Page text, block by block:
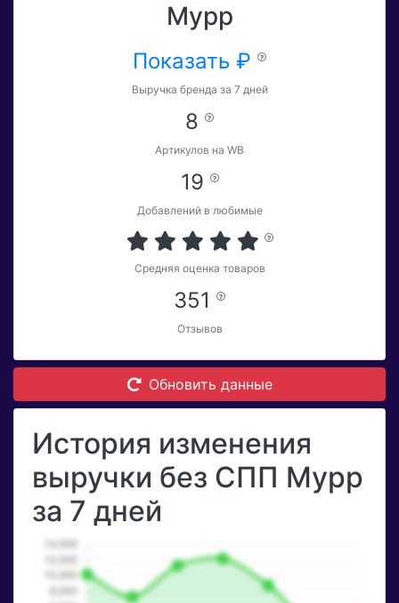
Мурр
Показать ₽
Выручка бренда за 7 дней
8
Артикулов на WB
19
Добавлений в любимые
Средняя оценка товаров
351
Отзывов
Обновить данные
История изменения
выручки без СПП Мурр
за 7 дней